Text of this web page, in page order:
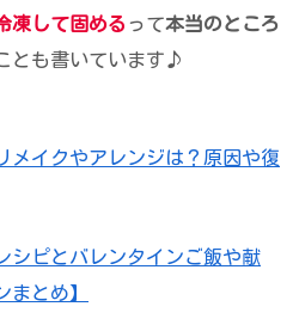
凍して固める って本当のところ
とも書いています♪
メイクやアレンジは？原因や復
シピとバレンタインご飯や献
まとめ】